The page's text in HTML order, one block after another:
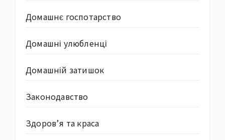
Домашнє госпотарство
Домашні улюбленці
Домашній затишок
Законодавство
Здоров’я та краса